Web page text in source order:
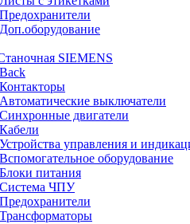
Предохранители
Доп.оборудование
SIEMENS
Back
Контакторы
Автоматические выключатели
Синхронные двигатели
Кабели
Устройства управления и
Вспомогательное оборудование
Блоки питания
Система ЧПУ
Предохранители
Трансформаторы